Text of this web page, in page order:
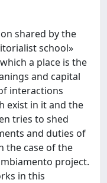
shared by the
school»
a place is the
and capital
interactions
exist in it and the
tries to shed
and duties of
the case of the
project.
in this